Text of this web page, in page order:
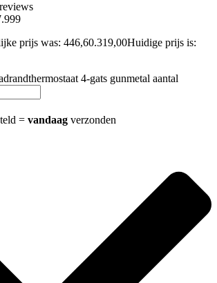
reviews
prijs was: 446,60.319,00Huidige prijs is:
4-gats gunmetal aantal
= vandaag verzonden